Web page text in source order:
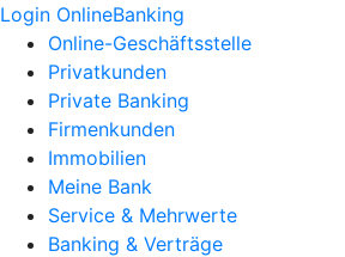
Login OnlineBanking
Online-Geschäftsstelle
Privatkunden
Private Banking
Firmenkunden
Immobilien
Meine Bank
Service & Mehrwerte
Banking & Verträge